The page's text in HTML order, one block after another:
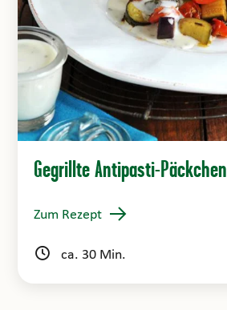
Gegrillte Antipasti-Päckchen
Zum Rezept
ca. 30 Min.